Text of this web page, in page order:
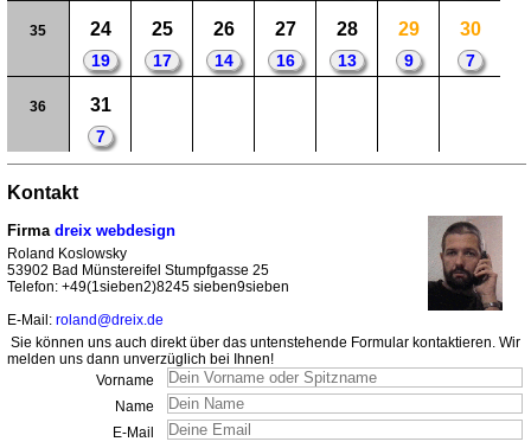
35 24
19
25
17
26
14
27
16
28
13
29
9
30
7
36 31
7
Kontakt
Firma dreix webdesign
Roland Koslowsky
53902 Bad Münstereifel Stumpfgasse 25
Telefon: +49(1sieben2)8245 sieben9sieben
E-Mail: roland@dreix.de
Sie können uns auch direkt über das untenstehende Formular kontaktieren. Wir
melden uns dann unverzüglich bei Ihnen!
Vorname
Name
E-Mail